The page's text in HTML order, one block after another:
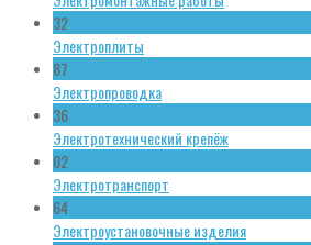
32
Электроплиты
87
Электропроводка
36
Электротехнический крепёж
02
Электротранспорт
64
Электроустановочные изделия